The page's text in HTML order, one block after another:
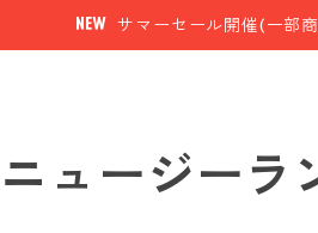
サマーセール開催(一部
ュージーラ